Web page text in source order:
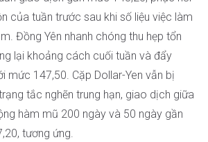
của tuần trước sau khi số liệu việc làm
Đồng Yên nhanh chóng thu hẹp tổn
lại khoảng cách cuối tuần và đẩy
mức 147,50. Cặp Dollar-Yen vẫn bị
tắc nghẽn trung hạn, giao dịch giữa
hàm mũ 200 ngày và 50 ngày gần
tương ứng.